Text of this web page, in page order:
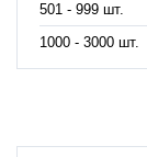
501 - 999 шт.
1000 - 3000 шт.